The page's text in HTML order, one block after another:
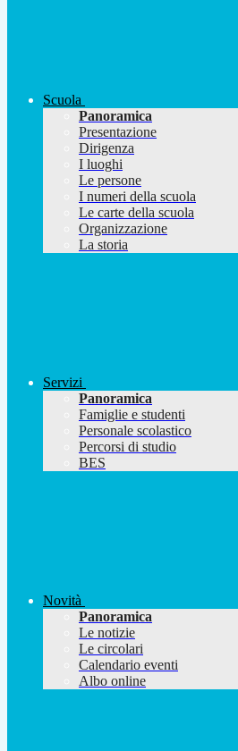
Scuola
Panoramica
Presentazione
Dirigenza
I luoghi
Le persone
I numeri della scuola
Le carte della scuola
Organizzazione
La storia
Servizi
Panoramica
Famiglie e studenti
Personale scolastico
Percorsi di studio
BES
Novità
Panoramica
Le notizie
Le circolari
Calendario eventi
Albo online